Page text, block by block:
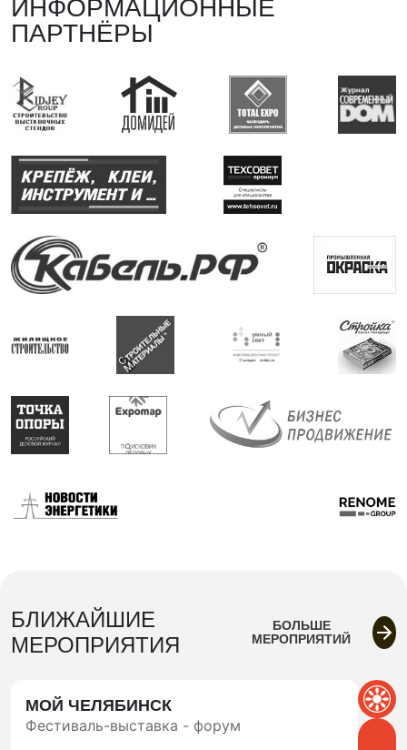
ИНФОРМАЦИОННЫЕ
ПАРТНЁРЫ
БЛИЖАЙШИЕ
МЕРОПРИЯТИЯ
БОЛЬШЕ
МЕРОПРИЯТИЙ
МОЙ ЧЕЛЯБИНСК
Фестиваль-выставка - форум